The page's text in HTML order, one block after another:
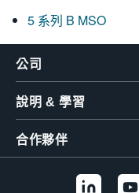
5 系列 B MSO
公司
說明 & 學習
合作夥伴